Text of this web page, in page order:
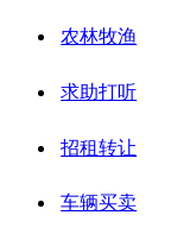
农林牧渔
求助打听
招租转让
车辆买卖